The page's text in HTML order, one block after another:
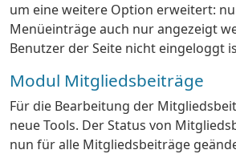
um eine weitere Option erweitert:
Menüeinträge auch nur angezeigt
Benutzer der Seite nicht eingeloggt
Modul Mitgliedsbeiträge
Für die Bearbeitung der
neue Tools. Der Status von
nun für alle Mitgliedsbeiträge